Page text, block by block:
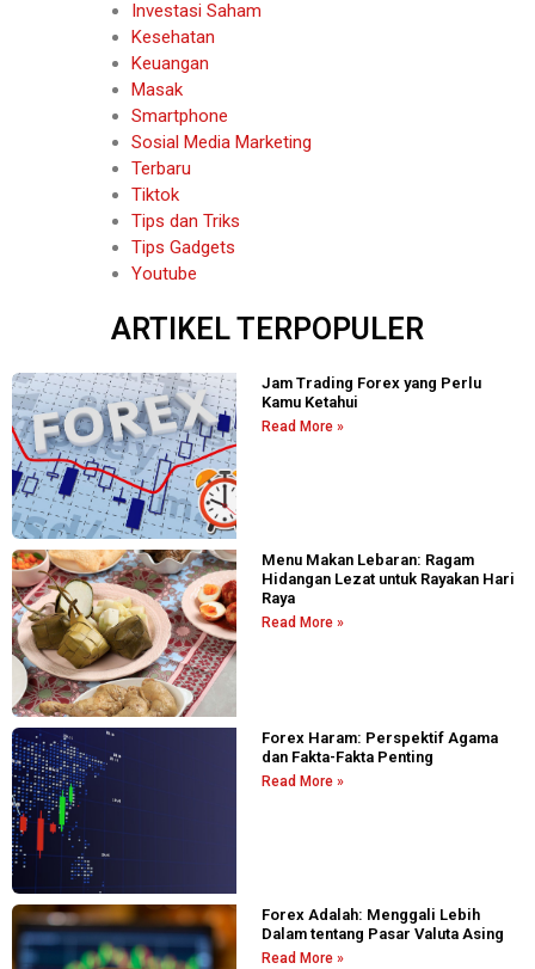
Investasi Saham
Kesehatan
Keuangan
Masak
Smartphone
Sosial Media Marketing
Terbaru
Tiktok
Tips dan Triks
Tips Gadgets
Youtube
ARTIKEL TERPOPULER
Jam Trading Forex yang Perlu
Kamu Ketahui
Read More »
Menu Makan Lebaran: Ragam
Hidangan Lezat untuk Rayakan Hari
Raya
Read More »
Forex Haram: Perspektif Agama
dan Fakta-Fakta Penting
Read More »
Forex Adalah: Menggali Lebih
Dalam tentang Pasar Valuta Asing
Read More »